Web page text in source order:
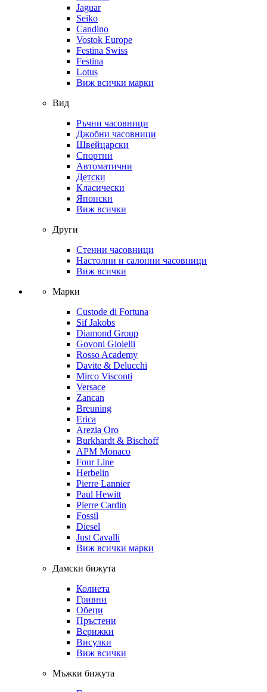
Jaguar
Seiko
Candino
Vostok Europe
Festina Swiss
Festina
Lotus
Виж всички марки
Вид
Ръчни часовници
Джобни часовници
Швейцарски
Спортни
Автоматични
Детски
Класически
Японски
Виж всички
Други
Стенни часовници
Настолни и салонни часовници
Виж всички
Марки
Custode di Fortuna
Sif Jakobs
Diamond Group
Govoni Gioielli
Rosso Academy
Davite & Delucchi
Mirco Visconti
Versace
Zancan
Breuning
Erica
Arezia Oro
Burkhardt & Bischoff
APM Monaco
Four Line
Herbelin
Pierre Lannier
Paul Hewitt
Pierre Cardin
Fossil
Diesel
Just Cavalli
Виж всички марки
Дамски бижута
Колиета
Гривни
Обеци
Пръстени
Верижки
Висулки
Виж всички
Мъжки бижута